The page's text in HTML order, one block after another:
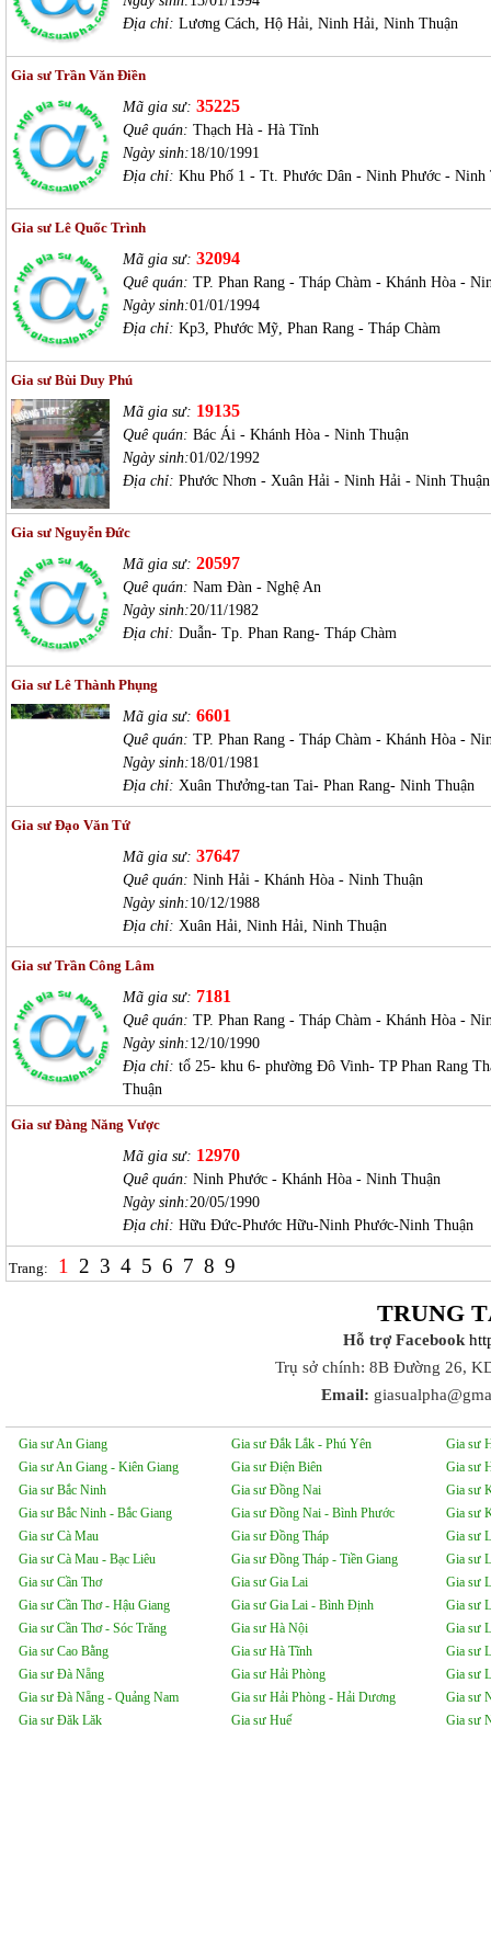
Địa chỉ: Lương Cách, Hộ Hải, Ninh Hải, Ninh Thuận
Gia sư Trần Văn Điền
Mã gia sư: 35225
Quê quán: Thạch Hà - Hà Tĩnh
Ngày sinh:18/10/1991
Địa chỉ: Khu Phố 1 - Tt. Phước Dân - Ninh Phước - Ninh
Gia sư Lê Quốc Trình
Mã gia sư: 32094
Quê quán: TP. Phan Rang - Tháp Chàm - Khánh Hòa -
Ngày sinh:01/01/1994
Địa chỉ: Kp3, Phước Mỹ, Phan Rang - Tháp Chàm
Gia sư Bùi Duy Phú
Mã gia sư: 19135
Quê quán: Bác Ái - Khánh Hòa - Ninh Thuận
Ngày sinh:01/02/1992
Địa chỉ: Phước Nhơn - Xuân Hải - Ninh Hải - Ninh Thuận
Gia sư Nguyễn Đức
Mã gia sư: 20597
Quê quán: Nam Đàn - Nghệ An
Ngày sinh:20/11/1982
Địa chỉ: Duẫn- Tp. Phan Rang- Tháp Chàm
Gia sư Lê Thành Phụng
Mã gia sư: 6601
Quê quán: TP. Phan Rang - Tháp Chàm - Khánh Hòa -
Ngày sinh:18/01/1981
Địa chỉ: Xuân Thưởng-tan Tai- Phan Rang- Ninh Thuận
Gia sư Đạo Văn Tứ
Mã gia sư: 37647
Quê quán: Ninh Hải - Khánh Hòa - Ninh Thuận
Ngày sinh:10/12/1988
Địa chỉ: Xuân Hải, Ninh Hải, Ninh Thuận
Gia sư Trần Công Lâm
Mã gia sư: 7181
Quê quán: TP. Phan Rang - Tháp Chàm - Khánh Hòa -
Ngày sinh:12/10/1990
Địa chỉ: tổ 25- khu 6- phường Đô Vinh- TP Phan Rang
Thuận
Gia sư Đàng Năng Vược
Mã gia sư: 12970
Quê quán: Ninh Phước - Khánh Hòa - Ninh Thuận
Ngày sinh:20/05/1990
Địa chỉ: Hữu Đức-Phước Hữu-Ninh Phước-Ninh Thuận
Trang: 1 2 3 4 5 6 7 8 9
TRUNG
Hỗ trợ Facebook
Trụ sở chính: 8B Đường 26,
Email:
Gia sư An Giang
Gia sư An Giang - Kiên Giang
Gia sư Bắc Ninh
Gia sư Bắc Ninh - Bắc Giang
Gia sư Cà Mau
Gia sư Cà Mau - Bạc Liêu
Gia sư Cần Thơ
Gia sư Cần Thơ - Hậu Giang
Gia sư Cần Thơ - Sóc Trăng
Gia sư Cao Bằng
Gia sư Đà Nẵng
Gia sư Đà Nẵng - Quảng Nam
Gia sư Đăk Lăk
Gia sư Đắk Lắk - Phú Yên
Gia sư Điện Biên
Gia sư Đồng Nai
Gia sư Đồng Nai - Bình Phước
Gia sư Đồng Tháp
Gia sư Đồng Tháp - Tiền Giang
Gia sư Gia Lai
Gia sư Gia Lai - Bình Định
Gia sư Hà Nội
Gia sư Hà Tĩnh
Gia sư Hải Phòng
Gia sư Hải Phòng - Hải Dương
Gia sư Huế
Gia sư
Gia sư
Gia sư
Gia sư
Gia sư
Gia sư
Gia sư
Gia sư
Gia sư
Gia sư
Gia sư
Gia sư
Gia sư